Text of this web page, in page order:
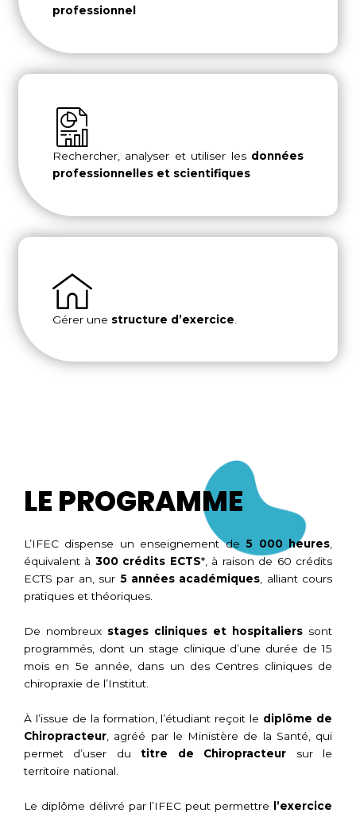
professionnel
Rechercher, analyser et utiliser les données
professionnelles et scientifiques
Gérer une structure d’exercice
LE PROGRAMME
L’IFEC dispense un enseignement de5 000 heures,
équivalent à 300 crédits ECTS*, à raison de 60 crédits
ECTS par an, sur 5 années académiques, alliant cours
pratiques et théoriques.
De nombreux stages cliniques et hospitaliers sont
programmés, dont un stage clinique d’une durée de 15
mois en 5e année, dans un des Centres cliniques de
chiropraxie de l’Institut.
À l’issue de la formation, l’étudiant reçoit le diplôme de
Chiropracteur , agréé par le Ministère de la Santé, qui
permet d’user dutitre de Chiropracteur sur le
territoire national.
Le diplôme délivré par l’IFEC peut permettre
l’exercice